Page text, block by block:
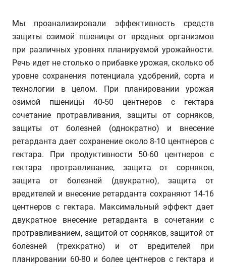
Мы проанализировали эффективность средств
защиты озимой пшеницы от вредных организмов
при различных уровнях планируемой урожайности.
Речь идет не столько о прибавке урожая, сколько об
уровне сохранения потенциала удобрений, сорта и
технологии в целом. При планировании урожая
озимой пшеницы 40-50 центнеров с гектара
сочетание протравливания, защиты от сорняков,
защиты от болезней (однократно) и внесение
ретарданта дает сохранение около 8-10 центнеров с
гектара. При продуктивности 50-60 центнеров с
гектара протравливание, защита от сорняков,
защита от болезней (двукратно), защита от
вредителей и внесение ретарданта сохраняют 14-16
центнеров с гектара. Максимальный эффект дает
двукратное внесение ретарданта в сочетании с
протравливанием, защитой от сорняков, защитой от
болезней (трехкратно) и от вредителей при
планировании 60-80 и более центнеров с гектара и